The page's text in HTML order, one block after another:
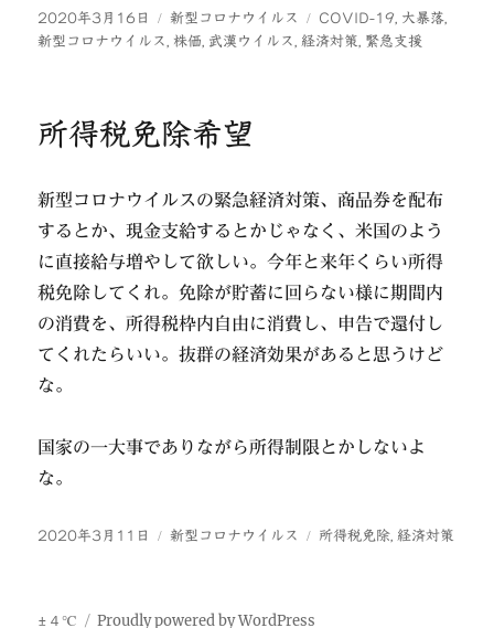
投
稿
2020年3月16日
カ
テ
新型コロナウイルス
タ
グ
COVID-19, 大暴落,
新型コロナウイルス , 株価, 武漢ウイルス , 経済対策, 緊急支援
所得税免除希望
新型コロナウイルスの緊急経済対策、商品券を配布
するとか、現金支給するとかじゃなく、米国のよう
に直接給与増やして欲しい。今年と来年くらい所得
税免除してくれ。免除が貯蓄に回らない様に期間内
の消費を、所得税枠内自由に消費し、申告で還付し
てくれたらいい。抜群の経済効果があると思うけど
な。
国家の一大事でありながら所得制限とかしないよ
な。
投
2020年3月11日
カ
新型コロナウイルス
タ
所得税免除, 経済対策
±４℃ Proudly powered by WordPress